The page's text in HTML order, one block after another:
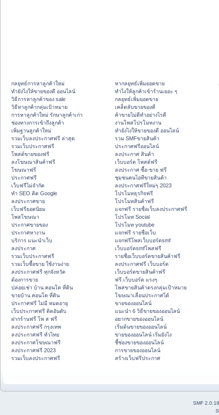
กลยุทธ์การหาลูกค้าใหม่
ทํายังไงให้ขายของดี ออนไลน์
วิธีการหาลูกค้าของ sale
วิธีหาลูกค้ากลุ่มเป้าหมาย
การหาลูกค้าใหม่ รักษาลูกค้าเก่า
ช่องทางการเข้าถึงลูกค้า
เพิ่มฐานลูกค้าใหม่
รวมเว็บลงประกาศฟรี ล่าสุด
รวมเว็บประกาศฟรี
โพสต์ขายของฟรี
ลงโฆษณาสินค้าฟรี
โฆษณาฟรี
ประกาศฟรี
เว็บฟรีไม่จำกัด
ทำ SEO ติด Google
ลงประกาศขาย
เว็บฟรียอดนิยม
โพสโฆษณา
ประกาศขายของ
ประกาศหางาน
บริการ แนะนำเว็บ
ลงประกาศ
รวมเว็บประกาศฟรี
รวมเว็บซื้อขาย ใช้งานง่าย
ลงประกาศฟรี ทุกจังหวัด
ต้องการขาย
ปล่อยเช่า บ้าน คอนโด ที่ดิน
ขายบ้าน คอนโด ที่ดิน
ประกาศฟรี ไม่มี หมดอายุ
เว็บประกาศฟรี ติดอันดับ
ฝากร้านฟรี โพ ส ฟรี
ลงประกาศฟรี กรุงเทพ
ลงประกาศฟรี ทั่วไทย
ลงประกาศโฆษณาฟรี
ลงประกาศฟรี 2023
รวมเว็บลงประกาศฟรี
หากลยุทธ์เพิ่มยอดขาย
ทําไงให้ลูกค้าเข้าร้านเยอะ ๆ
กลยุทธ์เพิ่มยอดขาย
เคล็ดลับขายของดี
ค้าขายไม่ดีทำอย่างไรดี
งานโพสโปรโมทงาน
ทํายังไงให้ขายของดี ออนไลน์
รวม SMFขายสินค้า
ประกาศฟรีออนไลน์
ลงประกาศ สินค้า
เว็บบอร์ด โพสต์ฟรี
ลงประกาศ ซื้อ-ขาย ฟรี
ชุมชนคนไอทีขายสินค้า
ลงประกาศฟรีใหม่ๆ 2023
โปรโมทธุรกิจฟรี
โปรโมทสินค้าฟรี
แจกฟรี รายชื่อเว็บลงประกาศฟรี
โปรโมท Social
โปรโมท youtube
แจกฟรี รายชื่อเว็บ
แจกฟรีโพสเว็บบอร์ดsmf
เว็บบอร์ดsmfโพสฟรี
รายชื่อเว็บบอร์ดขายสินค้าฟรี
ลงประกาศฟรี เว็บบอร์ด
เว็บบอร์ดขายสินค้าฟรี
ฟรี เว็บบอร์ด แรงๆ
โพสขายสินค้าตรงกลุ่มเป้าหมาย
โฆษณาเลื่อนประกาศได้
ขายของออนไลน์
แนะนำ 6 วิธีขายของออนไลน์
อยากขายของออนไลน์
เริ่มต้นขายของออนไลน์
ขายของออนไลน์ เริ่มยังไง
ชี้ช่องขายของออนไลน์
การขายของออนไลน์
สร้างเว็บฟรีประกาศ
SMF 2.0.18